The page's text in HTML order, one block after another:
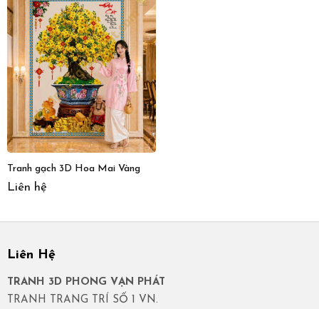
Tranh gạch 3D Hoa Mai Vàng
Liên hệ
Liên Hệ
TRANH 3D PHONG VẠN PHÁT
TRANH TRANG TRÍ SỐ 1 VN.